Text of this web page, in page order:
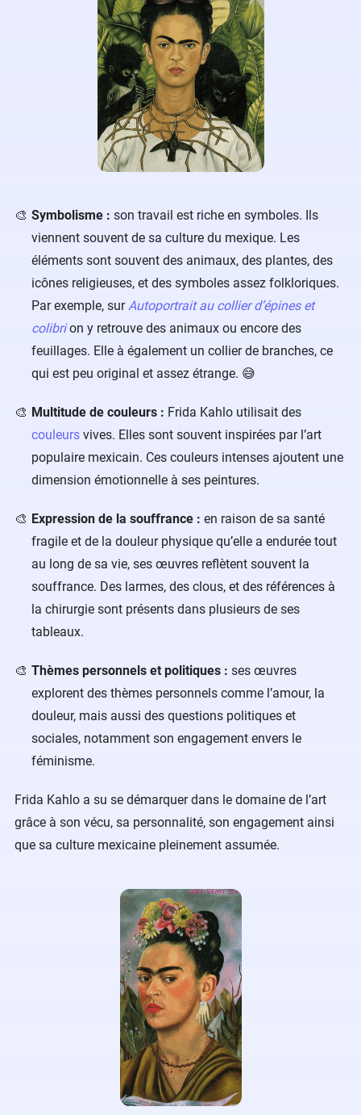
Symbolisme : son travail est riche en symboles. Ils
viennent souvent de sa culture du mexique. Les
éléments sont souvent des animaux, des plantes, des
icônes religieuses, et des symboles assez folkloriques.
Par exemple, surAutoportrait au collier d’épines et
colibri on y retrouve des animaux ou encore des
feuillages. Elle à également un collier de branches, ce
qui est peu original et assez étrange. 😅
Multitude de couleurs : Frida Kahlo utilisait des
couleurs vives. Elles sont souvent inspirées par l’art
populaire mexicain. Ces couleurs intenses ajoutent une
dimension émotionnelle à ses peintures.
Expression de la souffrance : en raison de sa santé
fragile et de la douleur physique qu’elle a endurée tout
au long de sa vie, ses œuvres reflètent souvent la
souffrance. Des larmes, des clous, et des références à
la chirurgie sont présents dans plusieurs de ses
tableaux.
Thèmes personnels et politiques : ses œuvres
explorent des thèmes personnels comme l’amour, la
douleur, mais aussi des questions politiques et
sociales, notamment son engagement envers le
féminisme.
Frida Kahlo a su se démarquer dans le domaine de l’art
grâce à son vécu, sa personnalité, son engagement ainsi
que sa culture mexicaine pleinement assumée.